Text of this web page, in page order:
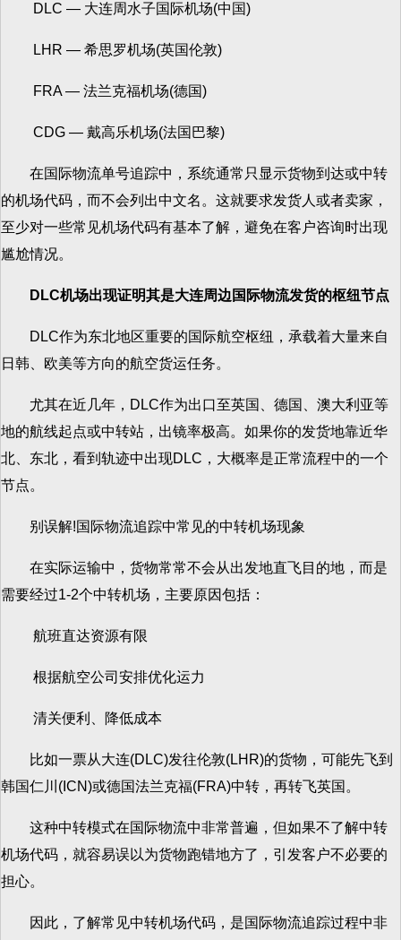
DLC — 大连周水子国际机场(中国)
LHR — 希思罗机场(英国伦敦)
FRA — 法兰克福机场(德国)
CDG — 戴高乐机场(法国巴黎)
在国际物流单号追踪中，系统通常只显示货物到达或中转
的机场代码，而不会列出中文名。这就要求发货人或者卖家，
至少对一些常见机场代码有基本了解，避免在客户咨询时出现
尴尬情况。
DLC机场出现证明其是大连周边国际物流发货的枢纽节点
DLC作为东北地区重要的国际航空枢纽，承载着大量来自
日韩、欧美等方向的航空货运任务。
尤其在近几年，DLC作为出口至英国、德国、澳大利亚等
地的航线起点或中转站，出镜率极高。如果你的发货地靠近华
北、东北，看到轨迹中出现DLC，大概率是正常流程中的一个
节点。
别误解!国际物流追踪中常见的中转机场现象
在实际运输中，货物常常不会从出发地直飞目的地，而是
需要经过1-2个中转机场，主要原因包括：
航班直达资源有限
根据航空公司安排优化运力
清关便利、降低成本
比如一票从大连(DLC)发往伦敦(LHR)的货物，可能先飞到
韩国仁川(ICN)或德国法兰克福(FRA)中转，再转飞英国。
这种中转模式在国际物流中非常普遍，但如果不了解中转
机场代码，就容易误以为货物跑错地方了，引发客户不必要的
担心。
因此，了解常见中转机场代码，是国际物流追踪过程中非